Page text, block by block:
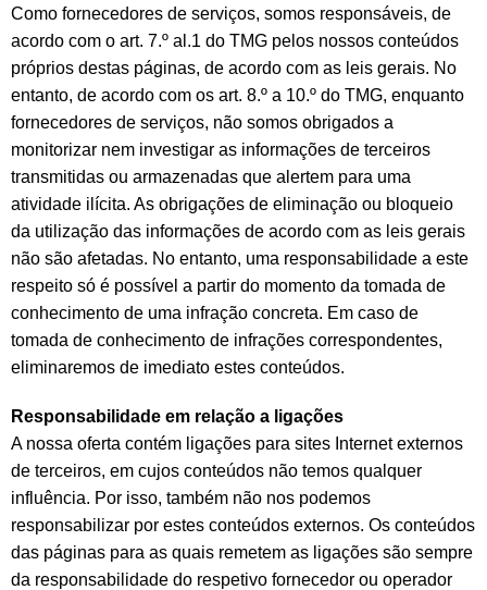
Como fornecedores de serviços, somos responsáveis, de
acordo com o art. 7.º al.1 do TMG pelos nossos conteúdos
próprios destas páginas, de acordo com as leis gerais. No
entanto, de acordo com os art. 8.º a 10.º do TMG, enquanto
fornecedores de serviços, não somos obrigados a
monitorizar nem investigar as informações de terceiros
transmitidas ou armazenadas que alertem para uma
atividade ilícita. As obrigações de eliminação ou bloqueio
da utilização das informações de acordo com as leis gerais
não são afetadas. No entanto, uma responsabilidade a este
respeito só é possível a partir do momento da tomada de
conhecimento de uma infração concreta. Em caso de
tomada de conhecimento de infrações correspondentes,
eliminaremos de imediato estes conteúdos.
Responsabilidade em relação a ligações
A nossa oferta contém ligações para sites Internet externos
de terceiros, em cujos conteúdos não temos qualquer
influência. Por isso, também não nos podemos
responsabilizar por estes conteúdos externos. Os conteúdos
das páginas para as quais remetem as ligações são sempre
da responsabilidade do respetivo fornecedor ou operador